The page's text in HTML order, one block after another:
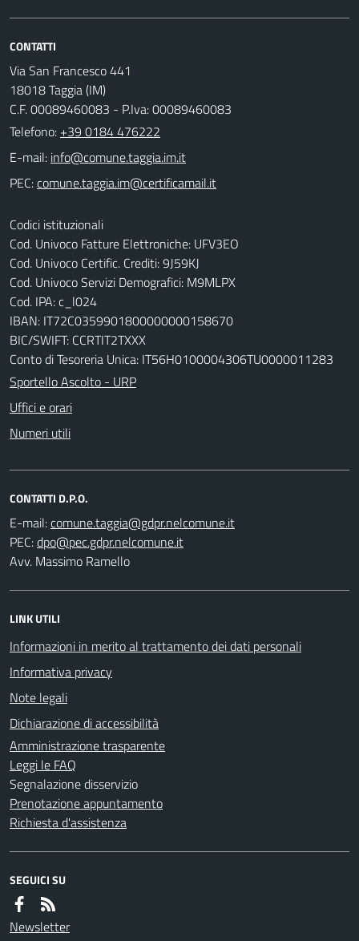
CONTATTI
Via San Francesco 441
18018 Taggia (IM)
C.F. 00089460083 - P.Iva: 00089460083
Telefono: +39 0184 476222
E-mail:
PEC:
Codici istituzionali
Cod. Univoco Fatture Elettroniche: UFV3EO
Cod. Univoco Certific. Crediti: 9J59KJ
Cod. Univoco Servizi Demografici: M9MLPX
Cod. IPA: c_l024
IBAN: IT72C0359901800000000158670
BIC/SWIFT: CCRTIT2TXXX
Conto di Tesoreria Unica: IT56H0100004306TU0000011283
Sportello Ascolto - URP
Uffici e orari
Numeri utili
CONTATTI D.P.O.
E-mail:
PEC:
Avv. Massimo Ramello
LINK UTILI
Informazioni in merito al trattamento dei dati personali
Informativa privacy
Note legali
Dichiarazione di accessibilità
Amministrazione trasparente
Leggi le FAQ
Segnalazione disservizio
Prenotazione appuntamento
Richiesta d'assistenza
SEGUICI SU
Newsletter